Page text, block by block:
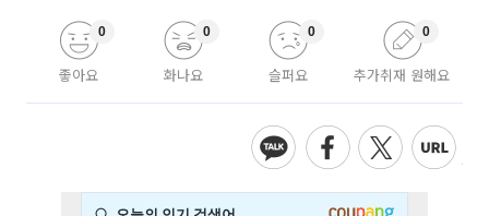
좋아요
0
화나요
0
슬퍼요
0
추가취재 원해요
0